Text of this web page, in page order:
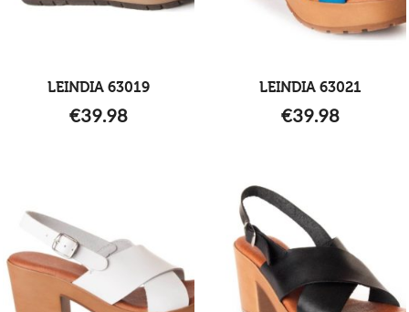
LEINDIA 63019
€39.98
LEINDIA 63021
€39.98